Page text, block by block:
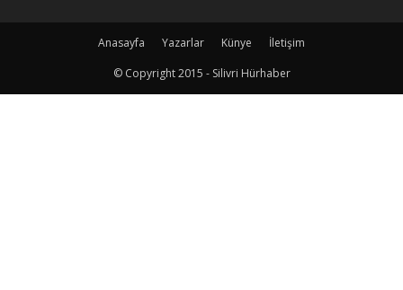
Anasayfa Yazarlar Künye
İletişim
© Copyright 2015 - Silivri Hürhaber